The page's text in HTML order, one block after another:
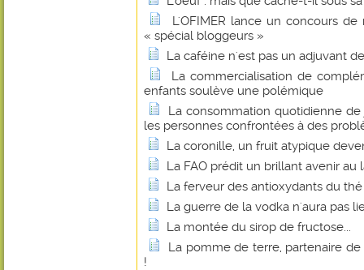
L'OFIMER lance un concours
« spécial bloggeurs »
La caféine n'est pas un adjuvant
La commercialisation de
enfants soulève une polémique
La consommation quotidienne
les personnes confrontées à des
La coronille, un fruit atypique
La FAO prédit un brillant avenir au
La ferveur des antioxydants du thé
La guerre de la vodka n'aura pas
La montée du sirop de fructose...
La pomme de terre, partenaire
!